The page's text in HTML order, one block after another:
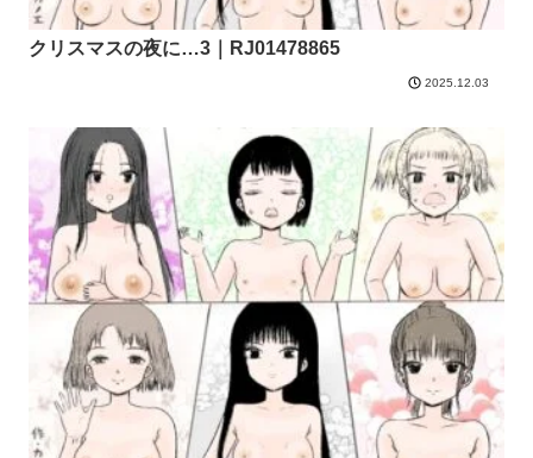
クリスマスの夜に…3｜RJ01478865
2025.12.03